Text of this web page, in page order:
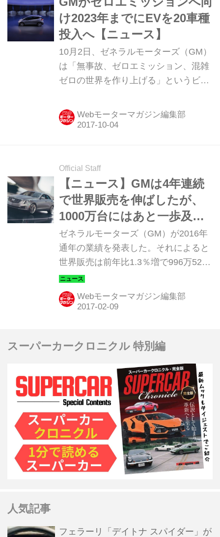
け2023年までにEVを20車種
投入へ【ニュース】
10月2日、ゼネラルモーターズ（GM）
は「無事故、ゼロエミッション、混雑
ゼロの世界を作り上げる」というビジ
についての方針を発表したので、その
概容をお伝えする。
Webモーターマガジン編集部
Official Staff
【ニュース】GMは4年連続
で世界販売を伸ばしたが、
1000万台にはあと一歩及ば
ず
ゼネラルモーターズ（GM）が2016年
通年の業績を発表した。それによると
世界販売は前年比1.3％増で996万5238
台となり、4年連続で年間販売台数記
録を更新した。地域別では中国が7.1％
伸びて387万588台となり北米市場を完
Webモーターマガジン編集部
スーパーカークロニクル 特別編
人気記事
フェラーリ「デイトナ スパイダー」が